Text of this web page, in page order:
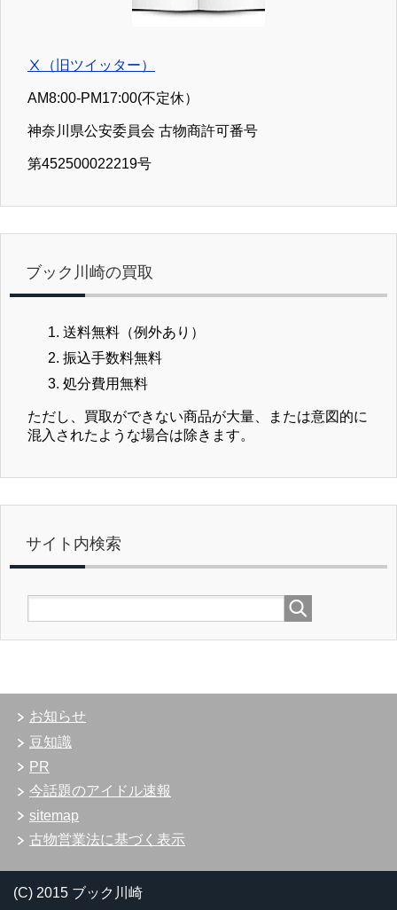
Ⅹ（旧ツイッター）
AM8:00-PM17:00(不定休）
神奈川県公安委員会 古物商許可番号
第452500022219号
ブック川崎の買取
送料無料（例外あり）
振込手数料無料
処分費用無料
ただし、買取ができない商品が大量、または意図的に
混入されたような場合は除きます。
サイト内検索
お知らせ
豆知識
PR
今話題のアイドル速報
sitemap
古物営業法に基づく表示
(C) 2015 ブック川崎